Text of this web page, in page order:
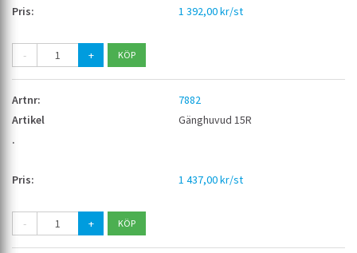
1 392,00 kr/st
- +
7882
Gänghuvud 15R
1 437,00 kr/st
- +